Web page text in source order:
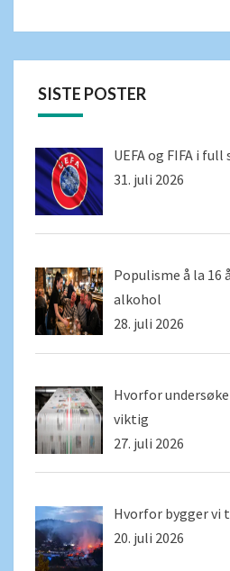
SISTE POSTER
UEFA og FIFA i
31. juli 2026
Populisme å la 16
alkohol
28. juli 2026
Hvorfor
viktig
27. juli 2026
Hvorfor bygger vi
20. juli 2026